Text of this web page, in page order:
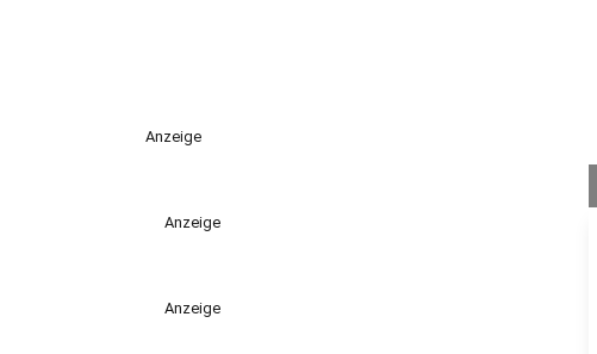
Anzeige
Anzeige
Anzeige